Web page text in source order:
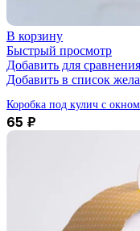
В корзину
Быстрый просмотр
Добавить для сравнения
Добавить в список
Коробка под кулич с
65 ₽